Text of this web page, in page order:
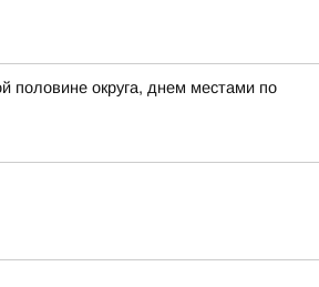
половине округа, днем местами по